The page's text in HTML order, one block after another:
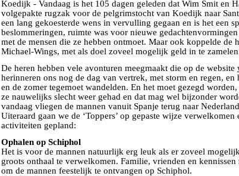
Koedijk - Vandaag is het 105 dagen geleden dat Wim Smit en
volgepakte rugzak voor de pelgrimstocht van Koedijk naar
een lang gekoesterde wens in vervulling gegaan en is het een
beslommeringen, ruimte was voor nieuwe
met de mensen die ze hebben ontmoet. Maar ook koppelde de
Michael-Wings, met als doel zoveel mogelijk geld in te
De heren hebben vele avonturen meegmaakt die op de website
herinneren ons nog de dag van vertrek, met storm en regen,
en de zomer tegemoet wandelden. En het moet gezegd
ze nauwelijks slecht weer gehad en dat mag wel bijzonder
vandaag vliegen de mannen vanuit Spanje terug naar
Uiteraard gaan we de ‘Toppers’ op gepaste wijze
activiteiten gepland:
Ophalen op Schiphol
Het is voor de mannen natuurlijk erg leuk als er zoveel
groots onthaal te verwelkomen. Familie, vrienden en
om de mannen feestelijk te ontvangen op Schiphol.